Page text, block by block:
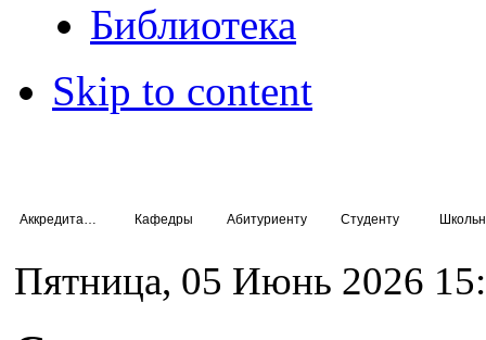
Библиотека
Skip to content
Кафедры Абитуриенту Студенту
Пятница, 05 Июнь 2026